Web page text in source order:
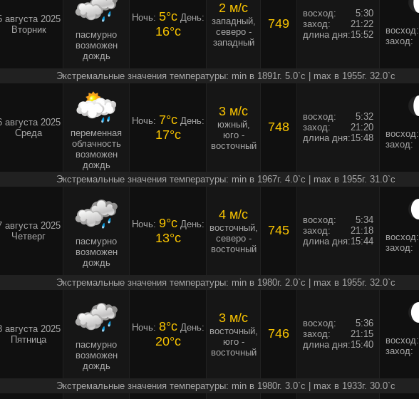
августа 2025
Вторник
пасмурно
возможен
дождь
Ночь: 5°cДень:
16°c
2 м/c
западный,
северо -
западный
749
восход:
5:30
заход:
21:22
длина дня:15:52 восход:
заход:
Экстремальные значения температуры: min в 1891г. 5.0`c | max в 1955г. 32.0`c
августа 2025
Среда
переменная
облачность
возможен
дождь
Ночь: 7°cДень:
17°c
3 м/c
южный,
юго -
восточный
748
восход:
5:32
заход:
21:20
длина дня:15:48 восход:
заход:
Экстремальные значения температуры: min в 1967г. 4.0`c | max в 1955г. 31.0`c
августа 2025
Четверг
пасмурно
возможен
дождь
Ночь: 9°cДень:
13°c
4 м/c
восточный,
северо -
восточный
745
восход:
5:34
заход:
21:18
длина дня:15:44 восход:
заход:
Экстремальные значения температуры: min в 1980г. 2.0`c | max в 1955г. 32.0`c
августа 2025
Пятница
пасмурно
возможен
дождь
Ночь: 8°cДень:
20°c
3 м/c
восточный,
юго -
восточный
746
восход:
5:36
заход:
21:15
длина дня:15:40 восход:
заход:
Экстремальные значения температуры: min в 1980г. 3.0`c | max в 1933г. 30.0`c